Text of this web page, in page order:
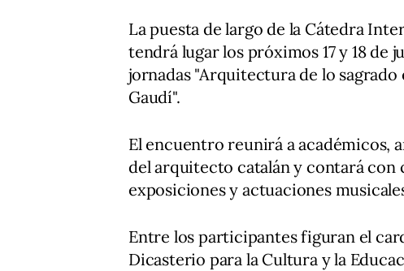
La puesta de largo de la Cátedra
tendrá lugar los próximos 17 y 18
jornadas "Arquitectura de lo
Gaudí".
El encuentro reunirá a académicos,
del arquitecto catalán y contará con
exposiciones y actuaciones
Entre los participantes figuran el
Dicasterio para la Cultura y la